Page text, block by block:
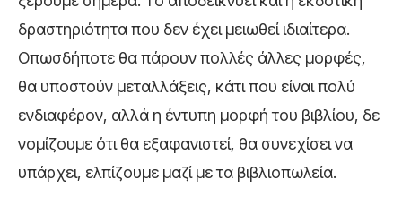
δραστηριότητα που δεν έχει μειωθεί ιδιαίτερα.
Οπωσδήποτε θα πάρουν πολλές άλλες μορφές,
θα υποστούν μεταλλάξεις, κάτι που είναι πολύ
ενδιαφέρον, αλλά η έντυπη μορφή του βιβλίου, δε
νομίζουμε ότι θα εξαφανιστεί, θα συνεχίσει να
υπάρχει, ελπίζουμε μαζί με τα βιβλιοπωλεία.